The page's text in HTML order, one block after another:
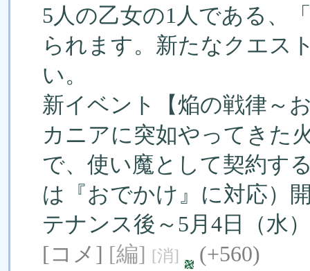
5人の乙女の1人である、
られます。新たなクエス
い。
新イベント【焔の戦律～
カニアに突如やってきた
で、使い魔として契約す
は『おでかけ』に対応）
テナンス後～5月4日（水
[コメ] [編] [消] (+560)